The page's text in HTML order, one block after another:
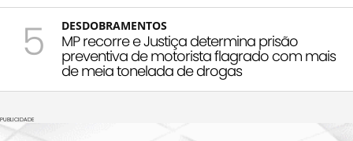
5 DESDOBRAMENTOS
MP recorre e Justiça determina prisão
preventiva de motorista flagrado com mais
de meia tonelada de drogas
PUBLICIDADE